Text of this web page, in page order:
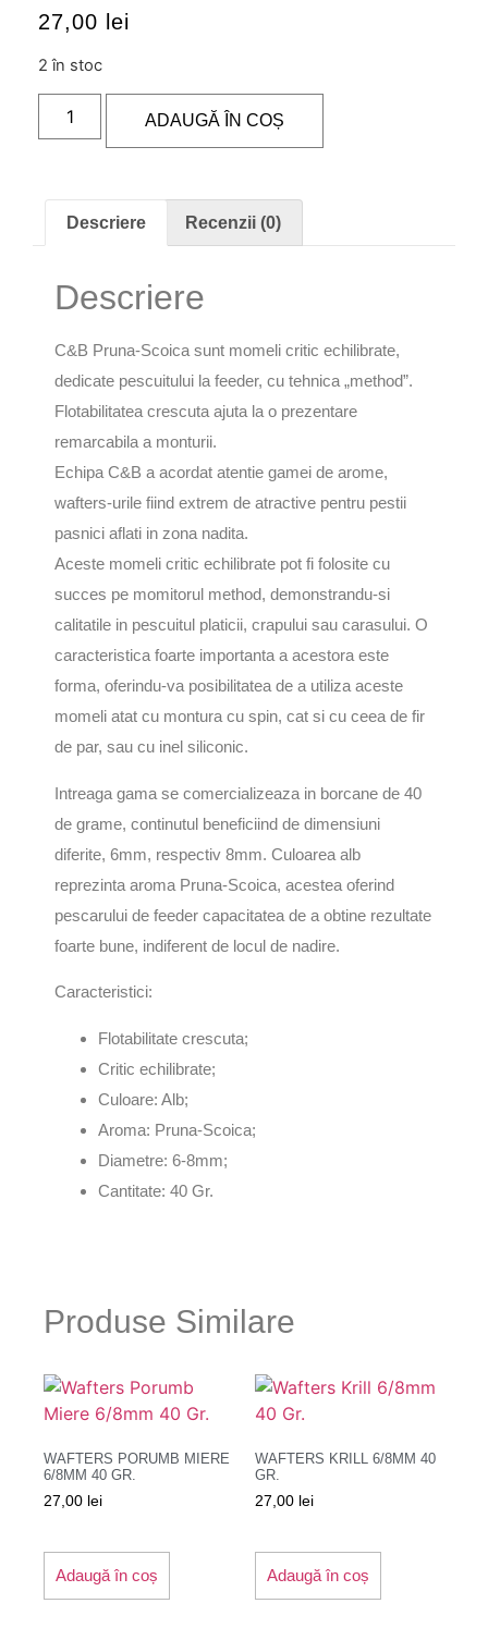
27,00 lei
2 în stoc
ADAUGĂ ÎN COȘ
Descriere Recenzii (0)
Descriere
C&B Pruna-Scoica sunt momeli critic echilibrate,
dedicate pescuitului la feeder, cu tehnica „method”.
Flotabilitatea crescuta ajuta la o prezentare
remarcabila a monturii.
Echipa C&B a acordat atentie gamei de arome,
wafters-urile fiind extrem de atractive pentru pestii
pasnici aflati in zona nadita.
Aceste momeli critic echilibrate pot fi folosite cu
succes pe momitorul method, demonstrandu-si
calitatile in pescuitul platicii, crapului sau carasului. O
caracteristica foarte importanta a acestora este
forma, oferindu-va posibilitatea de a utiliza aceste
momeli atat cu montura cu spin, cat si cu ceea de fir
de par, sau cu inel siliconic.
Intreaga gama se comercializeaza in borcane de 40
de grame, continutul beneficiind de dimensiuni
diferite, 6mm, respectiv 8mm. Culoarea alb
reprezinta aroma Pruna-Scoica, acestea oferind
pescarului de feeder capacitatea de a obtine rezultate
foarte bune, indiferent de locul de nadire.
Caracteristici:
Flotabilitate crescuta;
Critic echilibrate;
Culoare: Alb;
Aroma: Pruna-Scoica;
Diametre: 6-8mm;
Cantitate: 40 Gr.
Produse Similare
WAFTERS PORUMB MIERE
6/8MM 40 GR.
27,00 lei
Adaugă în coș
WAFTERS KRILL 6/8MM 40
GR.
27,00 lei
Adaugă în coș